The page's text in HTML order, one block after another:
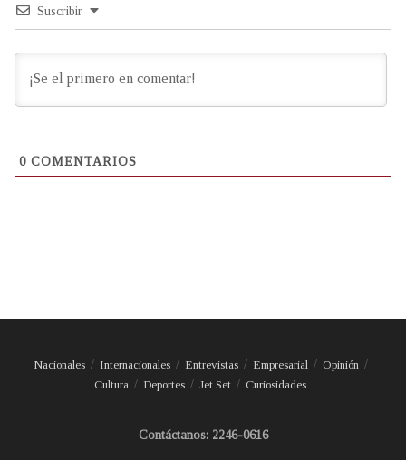
Suscribir
0 COMENTARIOS
Nacionales Internacionales Entrevistas Empresarial
Opinión
Cultura
Deportes Jet Set Curiosidades
Contáctanos: 2246-0616